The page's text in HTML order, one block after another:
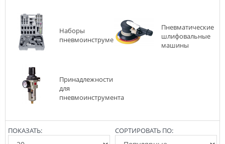
Наборы
пневмоинструмента
Пневматические
шлифовальные
машины
Принадлежности
для
пневмоинструмента
СОРТИРОВАТЬ ПО:
ПОКАЗАТЬ: